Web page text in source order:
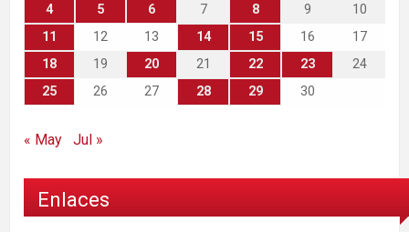
4
5 6 7 8 9
10
11
12 13 14 15 16
17
18
19 20 21 22 23
24
25
26 27 28 29 30
« May Jul »
Enlaces